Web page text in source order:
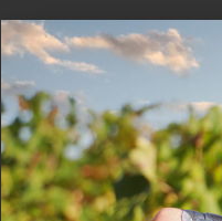
FILTRA PER PRODUTTORE
Qualsiasi Produttore